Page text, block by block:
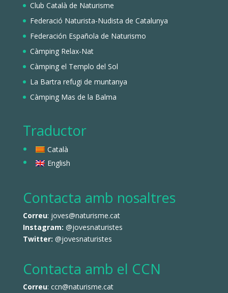
Club Català de Naturisme
Federació Naturista-Nudista de Catalunya
Federación Española de Naturismo
Càmping Relax-Nat
Càmping el Templo del Sol
La Bartra refugi de muntanya
Càmping Mas de la Balma
Traductor
Català
English
Contacta amb nosaltres
Correu: joves@naturisme.cat
Instagram: @jovesnaturistes
Twitter: @jovesnaturistes
Contacta amb el CCN
Correu: ccn@naturisme.cat